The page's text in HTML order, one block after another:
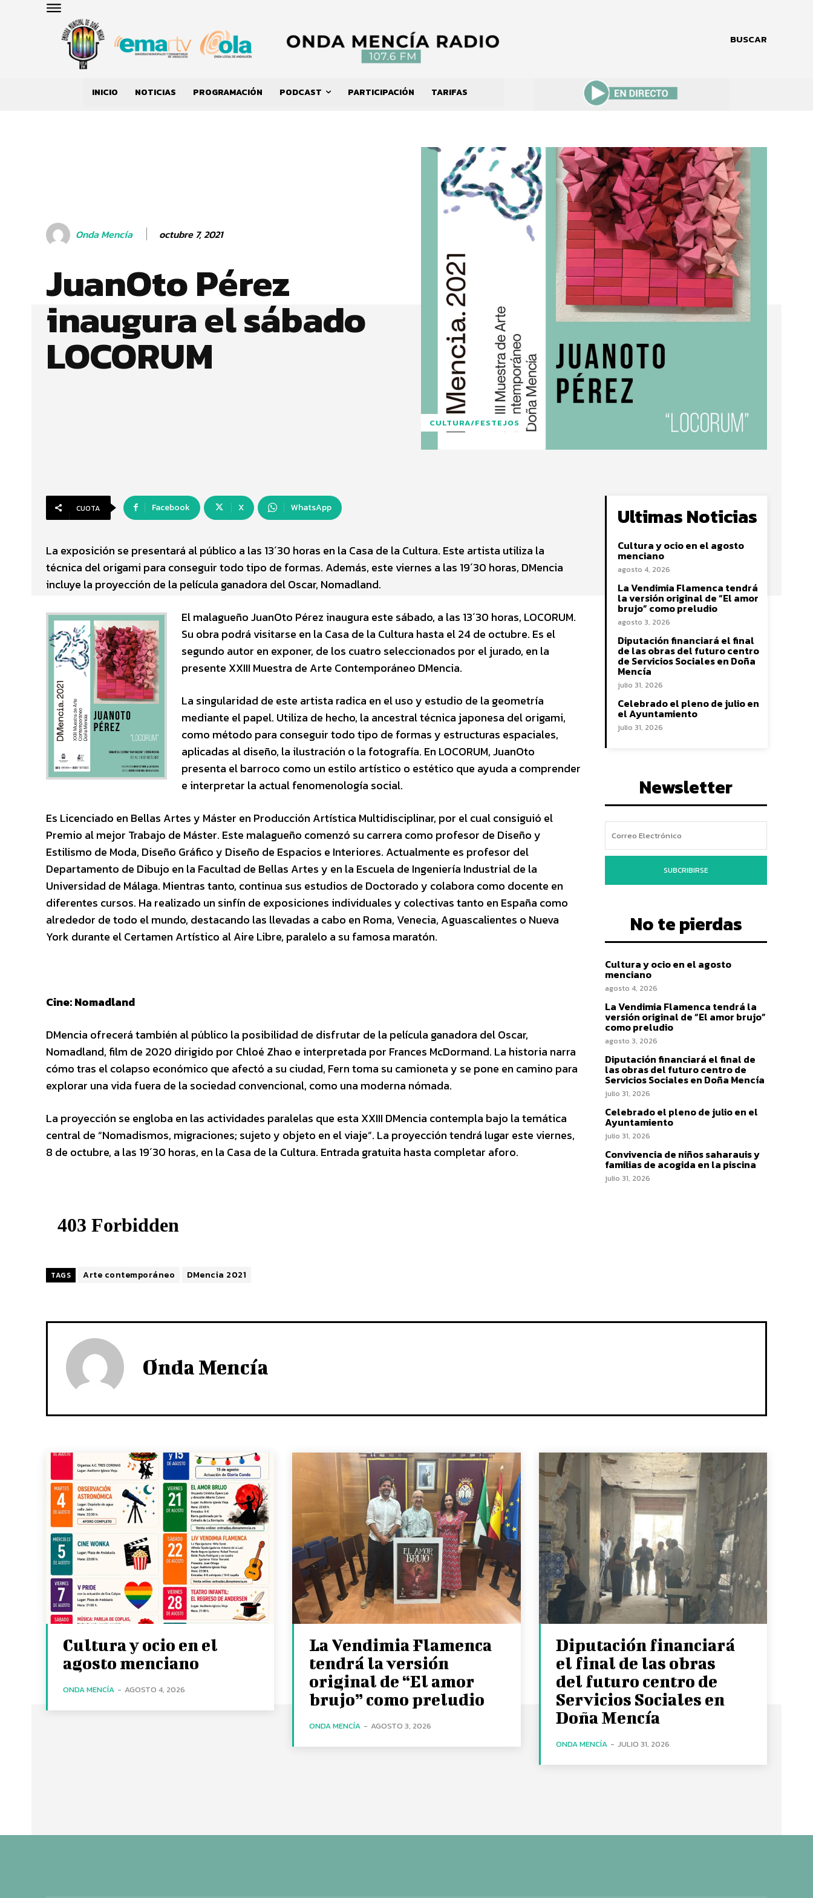
BUSCAR
INICIO NOTICIAS PROGRAMACIÓN PODCAST PARTICIPACIÓN TARIFAS
Onda Mencía octubre 7, 2021
JuanOto Pérez
inaugura el sábado
LOCORUM
CULTURA/FESTEJOS
CUOTA Facebook X WhatsApp
La exposición se presentará al público a las 13´30 horas en la Casa de la Cultura. Este artista utiliza la
técnica del origami para conseguir todo tipo de formas. Además, este viernes a las 19´30 horas, DMencia
incluye la proyección de la película ganadora del Oscar, Nomadland.
El malagueño JuanOto Pérez inaugura este sábado, a las 13´30 horas, LOCORUM.
Su obra podrá visitarse en la Casa de la Cultura hasta el 24 de octubre. Es el
segundo autor en exponer, de los cuatro seleccionados por el jurado, en la
presente XXIII Muestra de Arte Contemporáneo DMencia.
La singularidad de este artista radica en el uso y estudio de la geometría
mediante el papel. Utiliza de hecho, la ancestral técnica japonesa del origami,
como método para conseguir todo tipo de formas y estructuras espaciales,
aplicadas al diseño, la ilustración o la fotografía. En LOCORUM, JuanOto
presenta el barroco como un estilo artístico o estético que ayuda a comprender
e interpretar la actual fenomenología social.
Es Licenciado en Bellas Artes y Máster en Producción Artística Multidisciplinar, por el cual consiguió el
Premio al mejor Trabajo de Máster. Este malagueño comenzó su carrera como profesor de Diseño y
Estilismo de Moda, Diseño Gráfico y Diseño de Espacios e Interiores. Actualmente es profesor del
Departamento de Dibujo en la Facultad de Bellas Artes y en la Escuela de Ingeniería Industrial de la
Universidad de Málaga. Mientras tanto, continua sus estudios de Doctorado y colabora como docente en
diferentes cursos. Ha realizado un sinfín de exposiciones individuales y colectivas tanto en España como
alrededor de todo el mundo, destacando las llevadas a cabo en Roma, Venecia, Aguascalientes o Nueva
York durante el Certamen Artístico al Aire Libre, paralelo a su famosa maratón.
Cine: Nomadland
DMencia ofrecerá también al público la posibilidad de disfrutar de la película ganadora del Oscar,
Nomadland, film de 2020 dirigido por Chloé Zhao e interpretada por Frances McDormand. La historia narra
cómo tras el colapso económico que afectó a su ciudad, Fern toma su camioneta y se pone en camino para
explorar una vida fuera de la sociedad convencional, como una moderna nómada.
La proyección se engloba en las actividades paralelas que esta XXIII DMencia contempla bajo la temática
central de “Nomadismos, migraciones; sujeto y objeto en el viaje”. La proyección tendrá lugar este viernes,
8 de octubre, a las 19´30 horas, en la Casa de la Cultura. Entrada gratuita hasta completar aforo.
TAGS Arte contemporáneo DMencia 2021
Ultimas Noticias
Cultura y ocio en el agosto
menciano
agosto 4, 2026
La Vendimia Flamenca tendrá
la versión original de “El amor
brujo” como preludio
agosto 3, 2026
Diputación financiará el final
de las obras del futuro centro
de Servicios Sociales en Doña
Mencía
julio 31, 2026
Celebrado el pleno de julio en
el Ayuntamiento
julio 31, 2026
Newsletter
SUBCRIBIRSE
No te pierdas
Cultura y ocio en el agosto
menciano
agosto 4, 2026
La Vendimia Flamenca tendrá la
versión original de “El amor brujo”
como preludio
agosto 3, 2026
Diputación financiará el final de
las obras del futuro centro de
Servicios Sociales en Doña Mencía
julio 31, 2026
Celebrado el pleno de julio en el
Ayuntamiento
julio 31, 2026
Convivencia de niños saharauis y
familias de acogida en la piscina
julio 31, 2026
Onda Mencía
Cultura y ocio en el
agosto menciano
ONDA MENCÍA - AGOSTO 4, 2026
La Vendimia Flamenca
tendrá la versión
original de “El amor
brujo” como preludio
ONDA MENCÍA - AGOSTO 3, 2026
Diputación financiará
el final de las obras
del futuro centro de
Servicios Sociales en
Doña Mencía
ONDA MENCÍA - JULIO 31, 2026